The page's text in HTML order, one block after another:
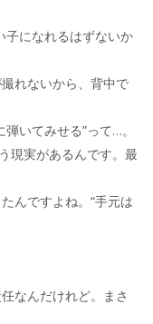
子になれるはずないか
れないから、背中で
いてみせる”って…。
現実があるんです。最
んですよね。“手元は
なんだけれど。まさ